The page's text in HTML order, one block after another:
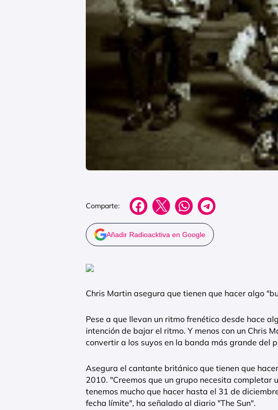
Comparte:
Añadir Radioacktiva en Google
Chris Martin asegura que tienen que hacer algo
Pese a que llevan un ritmo frenético desde hace
intención de bajar el ritmo. Y menos con un Chris
convertir a los suyos en la banda más grande del
Asegura el cantante británico que tienen que
2010. "Creemos que un grupo necesita completar
tenemos mucho que hacer hasta el 31 de
fecha límite", ha señalado al diario "The Sun".